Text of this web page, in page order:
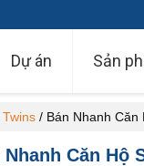
Dự án Sản
/ Bán Nhanh Căn
Nhanh Căn Hộ